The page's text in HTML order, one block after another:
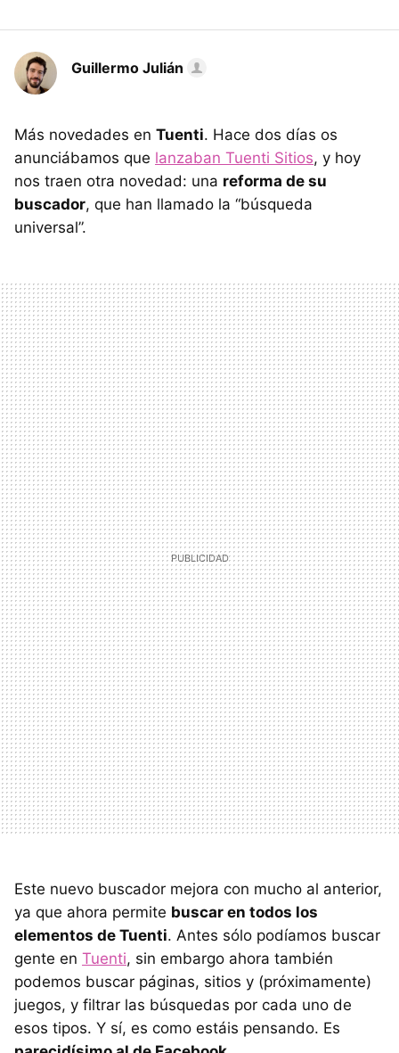
Guillermo Julián
Más novedades en Tuenti. Hace dos días os
anunciábamos que lanzaban Tuenti Sitios, y hoy
nos traen otra novedad: una reforma de su
buscador, que han llamado la “búsqueda
universal”.
Este nuevo buscador mejora con mucho al anterior,
ya que ahora permite buscar en todos los
elementos de Tuenti. Antes sólo podíamos buscar
gente en Tuenti, sin embargo ahora también
podemos buscar páginas, sitios y (próximamente)
juegos, y filtrar las búsquedas por cada uno de
esos tipos. Y sí, es como estáis pensando. Es